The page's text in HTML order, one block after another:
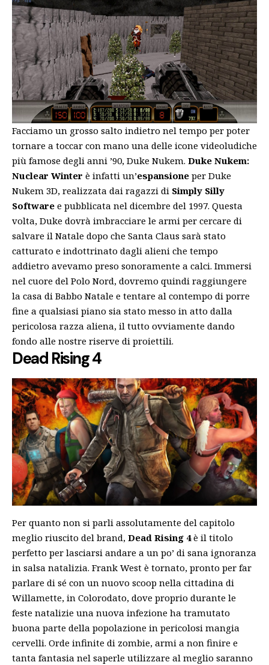
Facciamo un grosso salto indietro nel tempo per poter
tornare a toccar con mano una delle icone videoludiche
più famose degli anni ’90, Duke Nukem. Duke Nukem:
Nuclear Winter è infatti un’espansione per Duke
Nukem 3D, realizzata dai ragazzi di Simply Silly
Software e pubblicata nel dicembre del 1997. Questa
volta, Duke dovrà imbracciare le armi per cercare di
salvare il Natale dopo che Santa Claus sarà stato
catturato e indottrinato dagli alieni che tempo
addietro avevamo preso sonoramente a calci. Immersi
nel cuore del Polo Nord, dovremo quindi raggiungere
la casa di Babbo Natale e tentare al contempo di porre
fine a qualsiasi piano sia stato messo in atto dalla
pericolosa razza aliena, il tutto ovviamente dando
fondo alle nostre riserve di proiettili.
Dead Rising 4
Per quanto non si parli assolutamente del capitolo
meglio riuscito del brand, Dead Rising 4è il titolo
perfetto per lasciarsi andare a un po’ di sana ignoranza
in salsa natalizia. Frank West è tornato, pronto per far
parlare di sé con un nuovo scoop nella cittadina di
Willamette, in Colorodato, dove proprio durante le
feste natalizie una nuova infezione ha tramutato
buona parte della popolazione in pericolosi mangia
cervelli. Orde infinite di zombie, armi a non finire e
tanta fantasia nel saperle utilizzare al meglio saranno